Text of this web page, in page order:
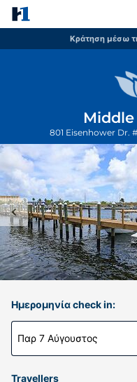
Κράτηση μέσω
801 Eisenhower Dr.
Ημερομηνία check in:
Παρ 7 Αύγουστος
Travellers